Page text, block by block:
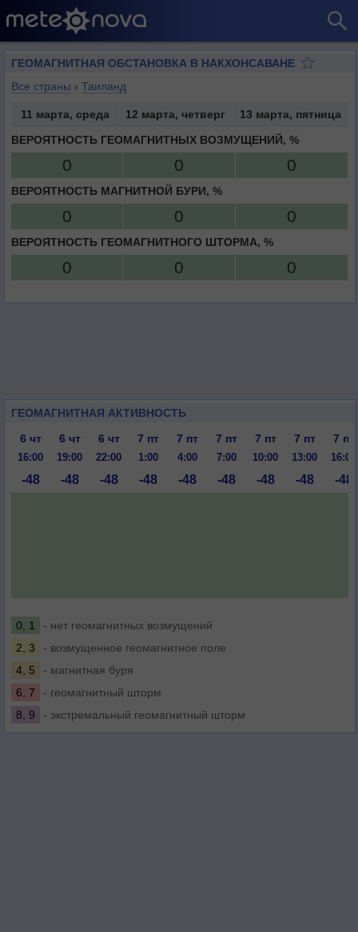
ГЕОМАГНИТНАЯ ОБСТАНОВКА В НАКХОНСАВАНЕ
Все страны › Таиланд
11 марта, среда 12 марта, четверг
13 марта, пятница
ВЕРОЯТНОСТЬ ГЕОМАГНИТНЫХ ВОЗМУЩЕНИЙ, %
0 0 0
ВЕРОЯТНОСТЬ МАГНИТНОЙ БУРИ, %
0 0 0
ВЕРОЯТНОСТЬ ГЕОМАГНИТНОГО ШТОРМА, %
0 0 0
ГЕОМАГНИТНАЯ АКТИВНОСТЬ
6 чт
6 чт 6 чт 7 пт 7 пт 7 пт 7 пт 7 пт 7 пт
16:00 19:00 22:00 1:00 4:00 7:00 10:00 13:00 16:00
-48 -48 -48 -48 -48 -48 -48 -48 -48
0, 1
- нет геомагнитных возмущений
2, 3
- возмущенное геомагнитное поле
4, 5
- магнитная буря
6, 7
- геомагнитный шторм
8, 9
- экстремальный геомагнитный шторм